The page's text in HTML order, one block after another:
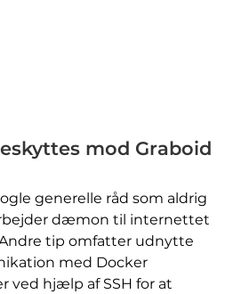
mod Graboid
generelle råd som aldrig
dæmon til internettet
tip omfatter udnytte
med Docker
ved hjælp af SSH for at